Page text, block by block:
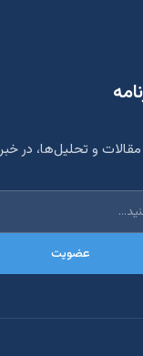
مقالات و تحلیل‌ها، در
عضویت